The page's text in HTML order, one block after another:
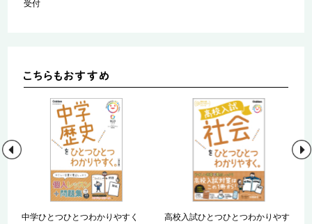
受付
中学ひとつひとつわかりやすく
高校入試ひとつひとつわかりやす